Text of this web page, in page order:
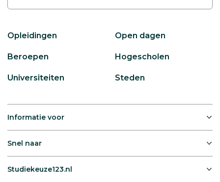
Opleidingen Open dagen
Beroepen Hogescholen
Universiteiten Steden
Informatie voor
Snel naar
Studiekeuze123.nl